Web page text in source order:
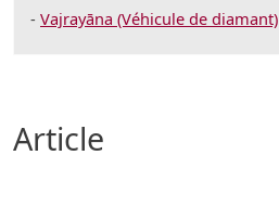
Article
Vajrayāna (Véhicule de diamant)